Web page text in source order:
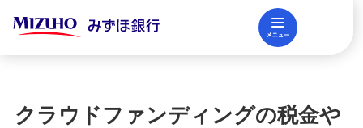
クラウドファンディングの税金や